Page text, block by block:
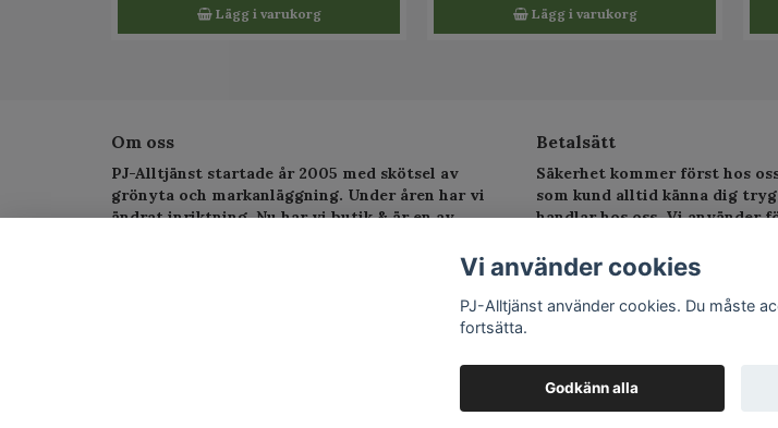
Lägg i varukorg Lägg i varukorg
Om oss
PJ-Alltjänst startade år 2005 med skötsel av
grönyta och markanläggning. Under åren har vi
ändrat inriktning. Nu har vi butik & är en av
Betalsätt
Säkerhet kommer först hos
som kund alltid känna dig
handlar hos oss. Vi använder
Vi använder cookies
PJ-Alltjänst använder cookies. Du måste
fortsätta.
Godkänn alla